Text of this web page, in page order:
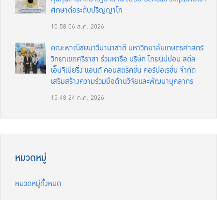
ศึกษาต่อระดับปริญญาโท
10:58 06 ส.ค. 2026
คณะพาณิชยนาวีนานาชาติ มหาวิทยาลัยเกษตรศาสตร์
วิทยาเขตศรีราชา ร่วมหารือ บริษัท ไทยนิปปอน สตีล
เอ็นจิเนียริ่ง แอนด์ คอนสตรัคชั่น คอร์ปอเรชั่น จำกัด
เสริมสร้างความร่วมมือด้านวิจัยและพัฒนาบุคลากร
15:48 24 ก.ค. 2026
หมวดหมู่
หมวดหมู่ทั้งหมด